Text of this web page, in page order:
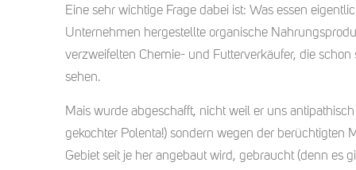
Eine sehr wichtige Frage dabei ist: Was essen
Unternehmen hergestellte organische
verzweifelten Chemie- und Futterverkäufer, die
sehen.
Mais wurde abgeschafft, nicht weil er uns
gekochter Polenta!) sondern wegen der berüchtigten
Gebiet seit je her angebaut wird, gebraucht (denn es